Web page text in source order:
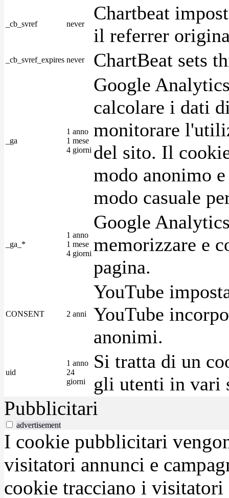
_cb_svref never
Chartbeat
il referrer
_cb_svref_expires never ChartBeat sets
_ga
1 anno
1 mese
4 giorni
Google
calcolare i dati
monitorare
del sito. Il
modo anonimo
modo casuale
_ga_*
1 anno
1 mese
4 giorni
Google
memorizzare e
pagina.
CONSENT 2 anni
YouTube
YouTube
anonimi.
uid
1 anno
24
giorni
Si tratta di un
gli utenti in vari
Pubblicitari
advertisement
I cookie pubblicitari
visitatori annunci e
cookie tracciano i visitatori